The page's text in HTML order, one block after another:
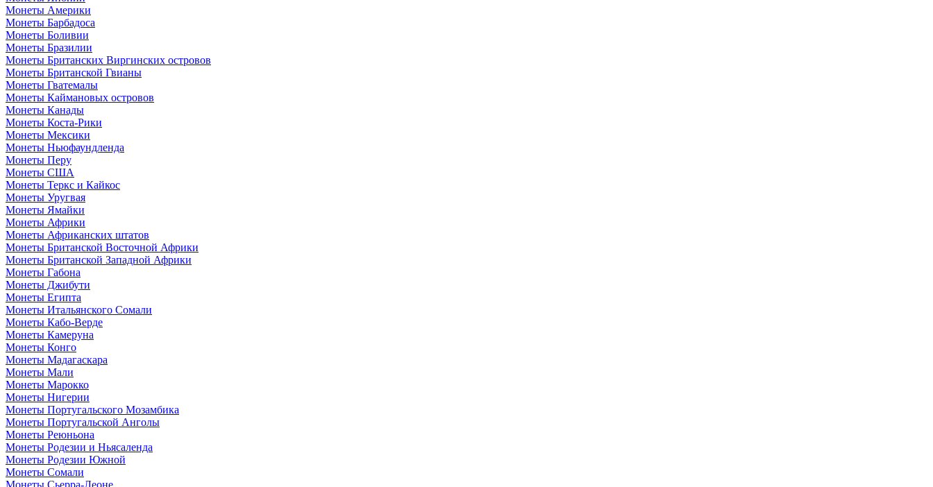
Монеты Америки
Монеты Барбадоса
Монеты Боливии
Монеты Бразилии
Монеты Британских Виргинских островов
Монеты Британской Гвианы
Монеты Гватемалы
Монеты Каймановых островов
Монеты Канады
Монеты Коста-Рики
Монеты Мексики
Монеты Ньюфаундленда
Монеты Перу
Монеты США
Монеты Теркс и Кайкос
Монеты Уругвая
Монеты Ямайки
Монеты Африки
Монеты Африканских штатов
Монеты Британской Восточной Африки
Монеты Британской Западной Африки
Монеты Габона
Монеты Джибути
Монеты Египта
Монеты Итальянского Сомали
Монеты Кабо-Верде
Монеты Камеруна
Монеты Конго
Монеты Мадагаскара
Монеты Мали
Монеты Марокко
Монеты Нигерии
Монеты Португальского Мозамбика
Монеты Португальской Анголы
Монеты Реюньона
Монеты Родезии и Ньясаленда
Монеты Родезии Южной
Монеты Сомали
Монеты Сьерра-Леоне